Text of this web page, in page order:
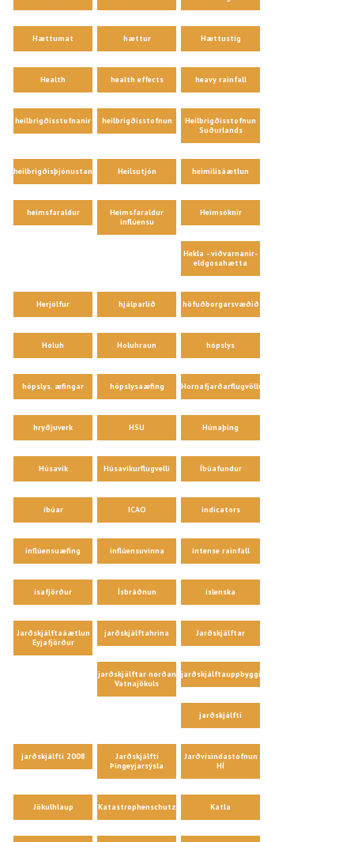
Hættumat hættur Hættustig
Health health effects heavy rainfall
heilbrigðisstofnanir heilbrigðisstofnun
Heilbrigðisstofnun
Suðurlands
heilbrigðisþjónustan Heilsutjón heimilisáætlun
heimsfaraldur
Heimsfaraldur
inflúensu
Heimsóknir
Hekla - viðvarnanir-
eldgosahætta
Herjólfur hjálparlið höfuðborgarsvæðið
Holuh Holuhraun hópslys
hópslys. æfingar hópslysaæfing Hornafjarðarflugvöllur
hryðjuverk HSU Húnaþing
Húsavík Húsavíkurflugvelli Íbúafundur
íbúar ICAO indicators
inflúensuæfing inflúensuvinna intense rainfall
ísafjörður Ísbráðnun íslenska
Jarðskjálftaáætlun
Eyjafjörður
jarðskjálftahrina Jarðskjálftar
jarðskjálftar norðan
Vatnajökuls
jarðskjálftauppbygging
jarðskjálfti
jarðskjálfti 2008
Jarðskjálfti
Þingeyjarsýsla
Jarðvísindastofnun
HÍ
Jökulhlaup Katastrophenschutz Katla